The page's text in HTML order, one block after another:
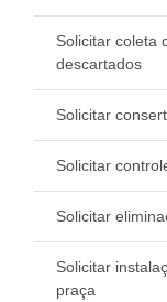
Solicitar coleta
descartados
Solicitar
Solicitar
Solicitar
Solicitar
praça